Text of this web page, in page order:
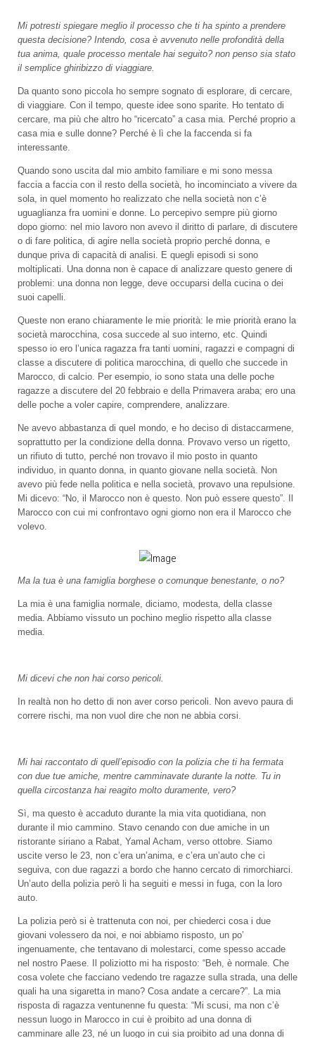
Mi potresti spiegare meglio il processo che ti ha spinto a prendere
questa decisione? Intendo, cosa è avvenuto nelle profondità della
tua anima, quale processo mentale hai seguito? non penso sia stato
il semplice ghiribizzo di viaggiare.
Da quanto sono piccola ho sempre sognato di esplorare, di cercare,
di viaggiare. Con il tempo, queste idee sono sparite. Ho tentato di
cercare, ma più che altro ho “ricercato” a casa mia. Perché proprio a
casa mia e sulle donne? Perché è lì che la faccenda si fa
interessante.
Quando sono uscita dal mio ambito familiare e mi sono messa
faccia a faccia con il resto della società, ho incominciato a vivere da
sola, in quel momento ho realizzato che nella società non c’è
uguaglianza fra uomini e donne. Lo percepivo sempre più giorno
dopo giorno: nel mio lavoro non avevo il diritto di parlare, di discutere
o di fare politica, di agire nella società proprio perché donna, e
dunque priva di capacità di analisi. E quegli episodi si sono
moltiplicati. Una donna non è capace di analizzare questo genere di
problemi: una donna non legge, deve occuparsi della cucina o dei
suoi capelli.
Queste non erano chiaramente le mie priorità: le mie priorità erano la
società marocchina, cosa succede al suo interno, etc. Quindi
spesso io ero l’unica ragazza fra tanti uomini, ragazzi e compagni di
classe a discutere di politica marocchina, di quello che succede in
Marocco, di calcio. Per esempio, io sono stata una delle poche
ragazze a discutere del 20 febbraio e della Primavera araba; ero una
delle poche a voler capire, comprendere, analizzare.
Ne avevo abbastanza di quel mondo, e ho deciso di distaccarmene,
soprattutto per la condizione della donna. Provavo verso un rigetto,
un rifiuto di tutto, perché non trovavo il mio posto in quanto
individuo, in quanto donna, in quanto giovane nella società. Non
avevo più fede nella politica e nella società, provavo una repulsione.
Mi dicevo: “No, il Marocco non è questo. Non può essere questo”. Il
Marocco con cui mi confrontavo ogni giorno non era il Marocco che
volevo.
Ma la tua è una famiglia borghese o comunque benestante, o no?
La mia è una famiglia normale, diciamo, modesta, della classe
media. Abbiamo vissuto un pochino meglio rispetto alla classe
media.
Mi dicevi che non hai corso pericoli.
In realtà non ho detto di non aver corso pericoli. Non avevo paura di
correre rischi, ma non vuol dire che non ne abbia corsi.
Mi hai raccontato di quell’episodio con la polizia che ti ha fermata
con due tue amiche, mentre camminavate durante la notte. Tu in
quella circostanza hai reagito molto duramente, vero?
Sì, ma questo è accaduto durante la mia vita quotidiana, non
durante il mio cammino. Stavo cenando con due amiche in un
ristorante siriano a Rabat, Yamal Acham, verso ottobre. Siamo
uscite verso le 23, non c’era un’anima, e c’era un’auto che ci
seguiva, con due ragazzi a bordo che hanno cercato di rimorchiarci.
Un’auto della polizia però li ha seguiti e messi in fuga, con la loro
auto.
La polizia però si è trattenuta con noi, per chiederci cosa i due
giovani volessero da noi, e noi abbiamo risposto, un po’
ingenuamente, che tentavano di molestarci, come spesso accade
nel nostro Paese. Il poliziotto mi ha risposto: “Beh, è normale. Che
cosa volete che facciano vedendo tre ragazze sulla strada, una delle
quali ha una sigaretta in mano? Cosa andate a cercare?”. La mia
risposta di ragazza ventunenne fu questa: “Mi scusi, ma non c’è
nessun luogo in Marocco in cui è proibito ad una donna di
camminare alle 23, né un luogo in cui sia proibito ad una donna di